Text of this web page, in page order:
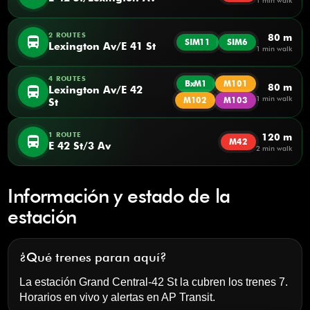
directions_bus 2 ROUTES
Lexington Av/E 41 St SIM11 SIM6 80 m
1 min walk
directions_bus
4 ROUTES
Lexington Av/E 42
St
BxM1
M101
M102
M103
80 m
1 min walk
directions_bus 1 ROUTE
E 42 St/3 Av M42 120 m
2 min walk
Información y estado de la
estación
¿Qué trenes paran aquí?
La estación Grand Central-42 St la cubren los trenes 7.
Horarios en vivo y alertas enAP Transit.